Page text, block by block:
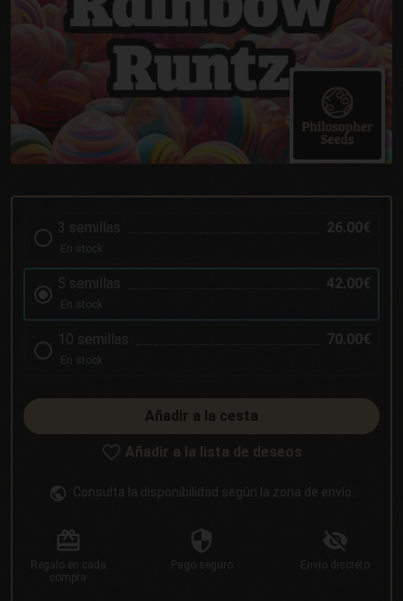
3 semillas 26.00€
En stock
5 semillas 42.00€
En stock
10 semillas 70.00€
En stock
Añadir a la cesta
Añadir a la lista de deseos
Consulta la disponibilidad según la zona de envío.
Regalo en cada
compra
Pago seguro Envío discreto